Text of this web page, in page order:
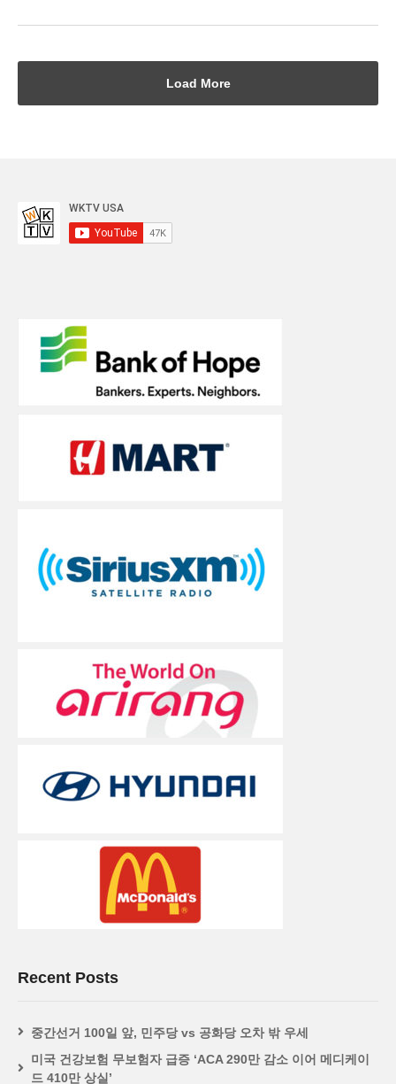
Load More
Recent Posts
중간선거 100일 앞, 민주당 vs 공화당 오차 밖 우세
미국 건강보험 무보험자 급증 ‘ACA 290만 감소 이어 메디케이
드 410만 상실’